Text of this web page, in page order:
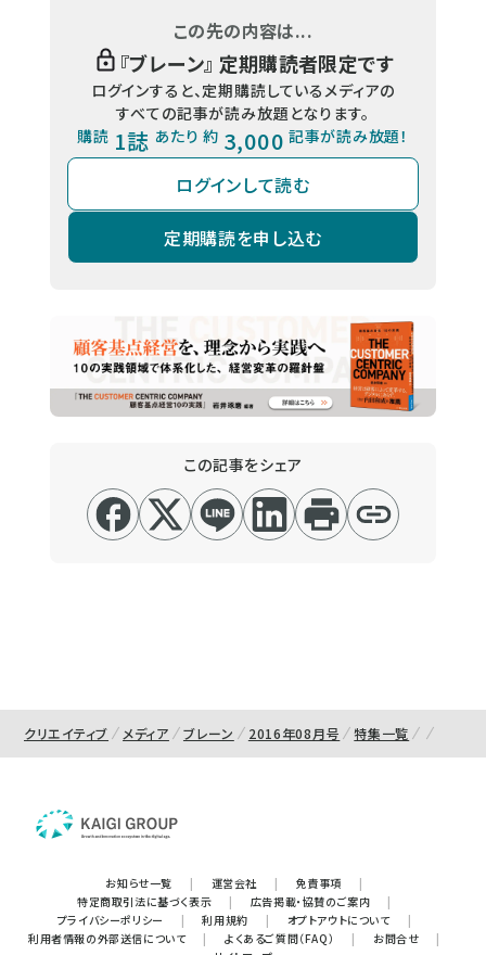
この先の内容は...
『ブレーン』 定期購読者限定です
ログインすると、定期購読しているメディアの
すべての記事が読み放題となります。
購読 1誌 あたり 約 3,000 記事が読み放題！
ログインして読む
定期購読を申し込む
この記事をシェア
クリエイティブ メディア ブレーン 2016年08月号 特集一覧
お知らせ一覧 | 運営会社 | 免責事項
|
特定商取引法に基づく表示
| 広告掲載・協賛のご案内
|
プライバシーポリシー
| 利用規約 | オプトアウトについて
|
利用者情報の外部送信について
| よくあるご質問（FAQ） | お問合せ
|